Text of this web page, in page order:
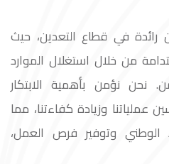
في قطاع التعدين، حيث
من خلال استغلال الموارد
نحن نؤمن بأهمية الابتكار
عملياتنا وزيادة كفاءتنا، مما
الوطني وتوفير فرص العمل،